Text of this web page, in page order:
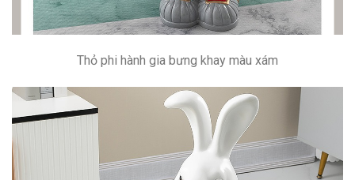
Thỏ phi hành gia bưng khay màu xám